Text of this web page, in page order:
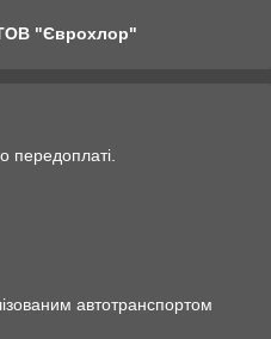
"Єврохлор"
передоплаті.
автотранспортом